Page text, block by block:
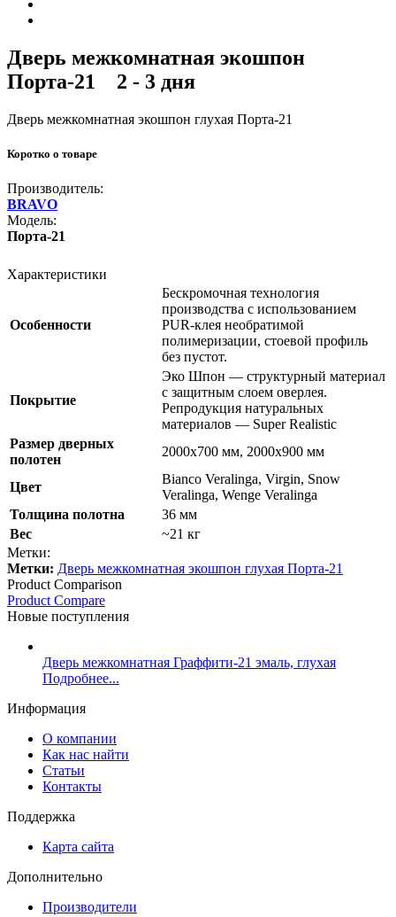
Дверь межкомнатная экошпон
Порта-21
2 - 3 дня
Дверь межкомнатная экошпон глухая Порта-21
Коротко о товаре
Производитель:
BRAVO
Модель:
Порта-21
Характеристики
Особенности
Бескромочная технология
производства с использованием
PUR-клея необратимой
полимеризации, стоевой профиль
без пустот.
Покрытие
Эко Шпон — структурный материал
с защитным слоем оверлея.
Репродукция натуральных
материалов — Super Realistic
Размер дверных
полотен
2000х700 мм, 2000х900 мм
Цвет
Bianco Veralinga, Virgin, Snow
Veralinga, Wenge Veralinga
Толщина полотна
36 мм
Вес
~21 кг
Метки:
Метки: Дверь межкомнатная экошпон глухая Порта-21
Product Comparison
Product Compare
Новые поступления
Дверь межкомнатная Граффити-21 эмаль, глухая
Подробнее...
Информация
О компании
Как нас найти
Статьи
Контакты
Поддержка
Карта сайта
Дополнительно
Производители